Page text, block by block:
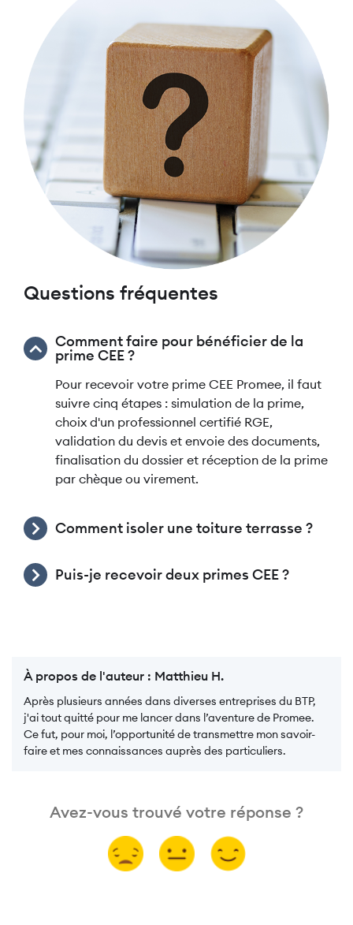
Questions fréquentes
Comment faire pour bénéficier de la
prime CEE ?
Pour recevoir votre prime CEE Promee, il faut
suivre cinq étapes : simulation de la prime,
choix d'un professionnel certifié RGE,
validation du devis et envoie des documents,
finalisation du dossier et réception de la prime
par chèque ou virement.
Comment isoler une toiture terrasse ?
Puis-je recevoir deux primes CEE ?
À propos de l'auteur : Matthieu H.
Après plusieurs années dans diverses entreprises du BTP,
j'ai tout quitté pour me lancer dans l’aventure de Promee.
Ce fut, pour moi, l’opportunité de transmettre mon savoir-
faire et mes connaissances auprès des particuliers.
Avez-vous trouvé votre réponse ?